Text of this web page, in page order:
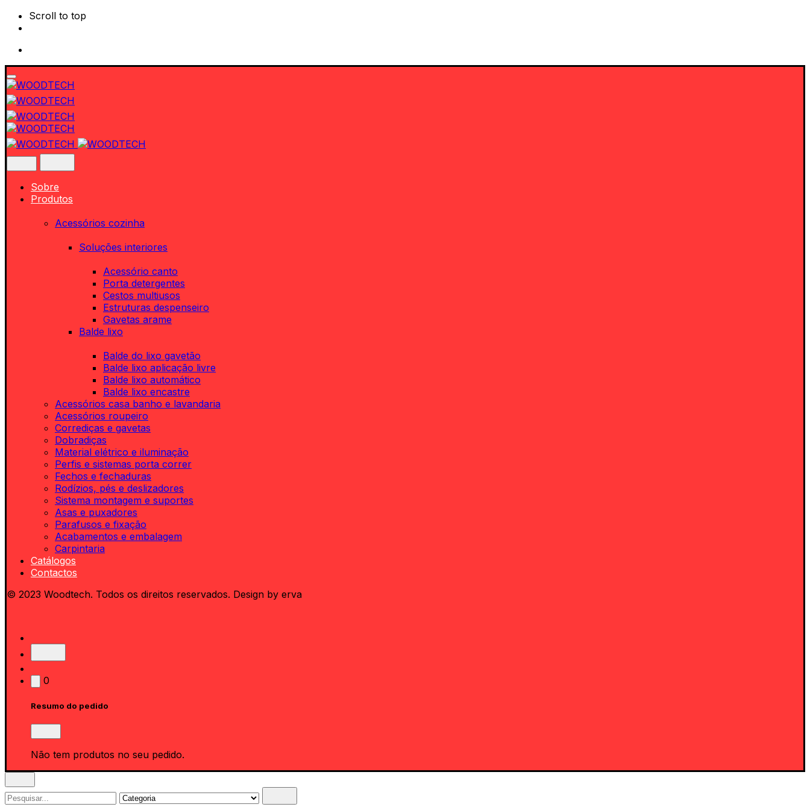
Scroll to top
Skip
to
content
Sobre
Produtos
Acessórios cozinha
Soluções interiores
Acessório canto
Porta detergentes
Cestos multiusos
Estruturas despenseiro
Gavetas arame
Balde lixo
Balde do lixo gavetão
Balde lixo aplicação livre
Balde lixo automático
Balde lixo encastre
Acessórios casa banho e lavandaria
Acessórios roupeiro
Corrediças e gavetas
Dobradiças
Material elétrico e iluminação
Perfis e sistemas porta correr
Fechos e fechaduras
Rodízios, pés e deslizadores
Sistema montagem e suportes
Asas e puxadores
Parafusos e fixação
Acabamentos e embalagem
Carpintaria
Catálogos
Contactos
© 2023 Woodtech. Todos os direitos reservados. Design by erva
0
Resumo do pedido
Não tem produtos no seu pedido.
Search
for